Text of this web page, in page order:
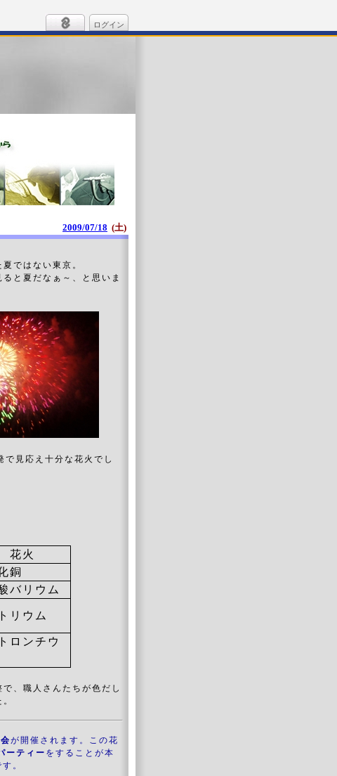
ログイン
2009/07/18 (土)
ではない東京。
と夏だなぁ～、と思いま
見応え十分な花火でし
火
銅
バリウム
リウム
ロンチウ
、職人さんたちが色だし
が開催されます。この花
ーティー をすることが本
。